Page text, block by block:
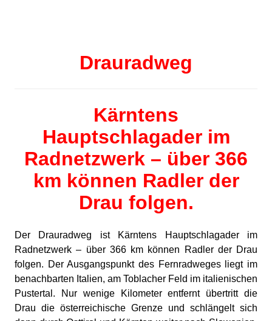
Drauradweg
Kärntens
Hauptschlagader im
Radnetzwerk – über 366
km können Radler der
Drau folgen.
Der Drauradweg ist Kärntens Hauptschlagader im
Radnetzwerk – über 366 km können Radler der Drau
folgen. Der Ausgangspunkt des Fernradweges liegt im
benachbarten Italien, am Toblacher Feld im italienischen
Pustertal. Nur wenige Kilometer entfernt übertritt die
Drau die österreichische Grenze und schlängelt sich